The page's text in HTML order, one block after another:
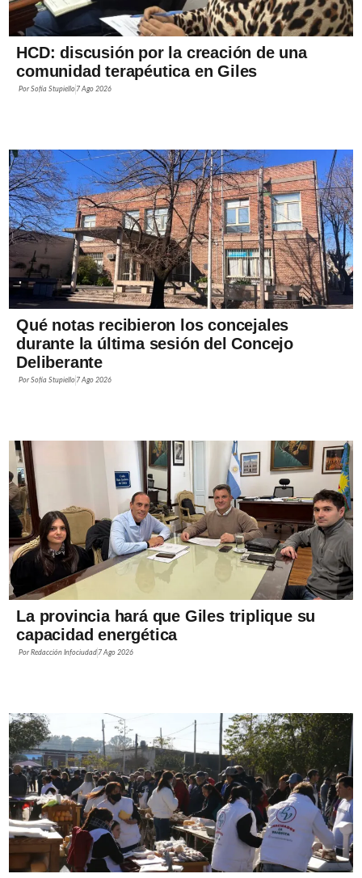
HCD: discusión por la creación de una
comunidad terapéutica en Giles
PorSofía Stupiello 7 Ago 2026
Qué notas recibieron los concejales
durante la última sesión del Concejo
Deliberante
PorSofía Stupiello 7 Ago 2026
La provincia hará que Giles triplique su
capacidad energética
PorRedacción Infociudad 7 Ago 2026